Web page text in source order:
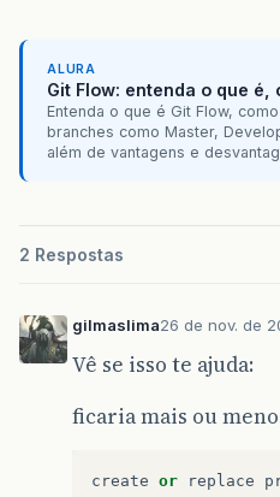
ALURA
Git Flow: entenda o que
Entenda o que é Git Flow,
branches como Master,
além de vantagens e
2 Respostas
gilmaslima26 de nov. de
Vê se isso te ajuda:
ficaria mais ou
create or replace